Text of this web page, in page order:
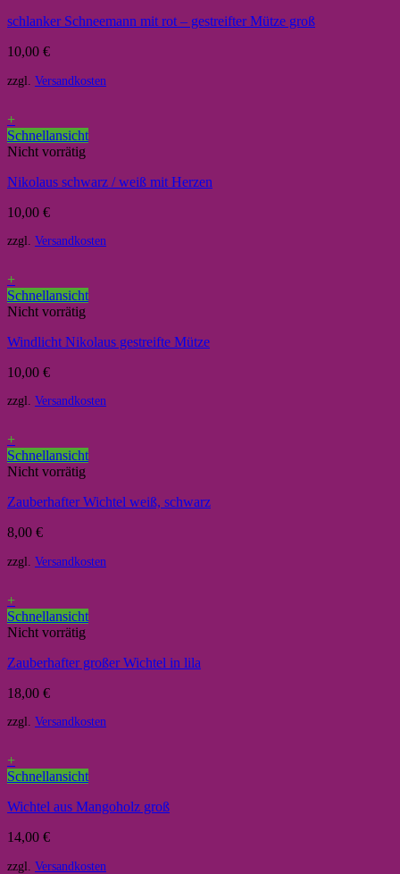
schlanker Schneemann mit rot – gestreifter Mütze groß
10,00 €
zzgl. Versandkosten
+
Schnellansicht
Nicht vorrätig
Nikolaus schwarz / weiß mit Herzen
10,00 €
zzgl. Versandkosten
+
Schnellansicht
Nicht vorrätig
Windlicht Nikolaus gestreifte Mütze
10,00 €
zzgl. Versandkosten
+
Schnellansicht
Nicht vorrätig
Zauberhafter Wichtel weiß, schwarz
8,00 €
zzgl. Versandkosten
+
Schnellansicht
Nicht vorrätig
Zauberhafter großer Wichtel in lila
18,00 €
zzgl. Versandkosten
+
Schnellansicht
Wichtel aus Mangoholz groß
14,00 €
zzgl. Versandkosten